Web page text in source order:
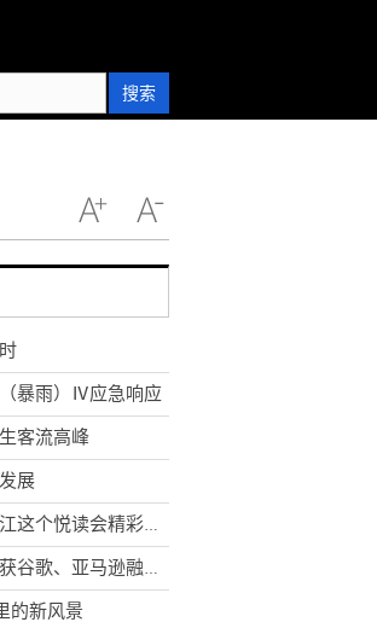
搜索
暴雨）Ⅳ应急响应
客流高峰
展
用画笔画出大美松江，松江这个悦读会精彩纷呈
AI赛道新贵Hugging Face获谷歌、亚马逊融资 估值达45亿美元
的新风景